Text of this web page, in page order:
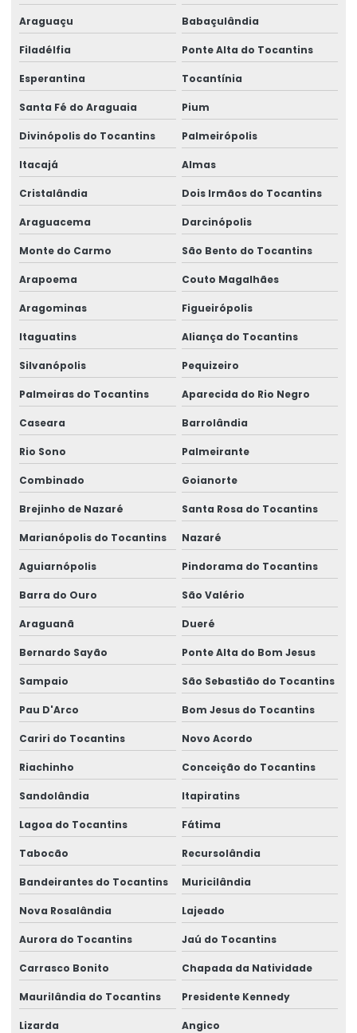
Araguaçu Babaçulândia
Filadélfia Ponte Alta do Tocantins
Esperantina Tocantínia
Santa Fé do Araguaia Pium
Divinópolis do Tocantins Palmeirópolis
Itacajá Almas
Cristalândia Dois Irmãos do Tocantins
Araguacema Darcinópolis
Monte do Carmo São Bento do Tocantins
Arapoema Couto Magalhães
Aragominas Figueirópolis
Itaguatins Aliança do Tocantins
Silvanópolis Pequizeiro
Palmeiras do Tocantins Aparecida do Rio Negro
Caseara Barrolândia
Rio Sono Palmeirante
Combinado Goianorte
Brejinho de Nazaré Santa Rosa do Tocantins
Marianópolis do Tocantins Nazaré
Aguiarnópolis Pindorama do Tocantins
Barra do Ouro São Valério
Araguanã Dueré
Bernardo Sayão Ponte Alta do Bom Jesus
Sampaio São Sebastião do Tocantins
Pau D'Arco Bom Jesus do Tocantins
Cariri do Tocantins Novo Acordo
Riachinho Conceição do Tocantins
Sandolândia Itapiratins
Lagoa do Tocantins Fátima
Tabocão Recursolândia
Bandeirantes do Tocantins Muricilândia
Nova Rosalândia Lajeado
Aurora do Tocantins Jaú do Tocantins
Carrasco Bonito Chapada da Natividade
Maurilândia do Tocantins Presidente Kennedy
Lizarda Angico